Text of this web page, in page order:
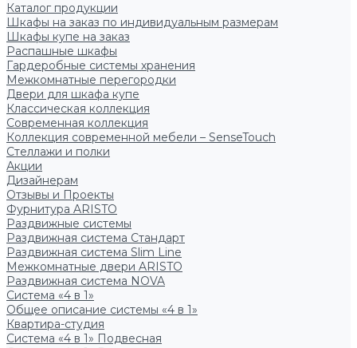
Каталог продукции
Шкафы на заказ по индивидуальным размерам
Шкафы купе на заказ
Распашные шкафы
Гардеробные системы хранения
Межкомнатные перегородки
Двери для шкафа купе
Классическая коллекция
Современная коллекция
Коллекция современной мебели – SenseTouch
Стеллажи и полки
Акции
Дизайнерам
Отзывы и Проекты
Фурнитура ARISTO
Раздвижные системы
Раздвижная система Стандарт
Раздвижная система Slim Line
Межкомнатные двери ARISTO
Раздвижная система NOVA
Система «4 в 1»
Общее описание системы «4 в 1»
Квартира-студия
Система «4 в 1» Подвесная